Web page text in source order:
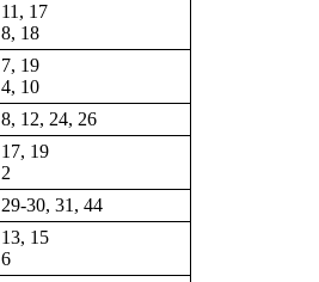
11, 17
8, 18
7, 19
4, 10
8, 12, 24, 26
17, 19
2
29-30, 31, 44
13, 15
6